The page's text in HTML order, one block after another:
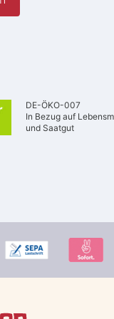
DE-ÖKO-007
In Bezug auf
und Saatgut